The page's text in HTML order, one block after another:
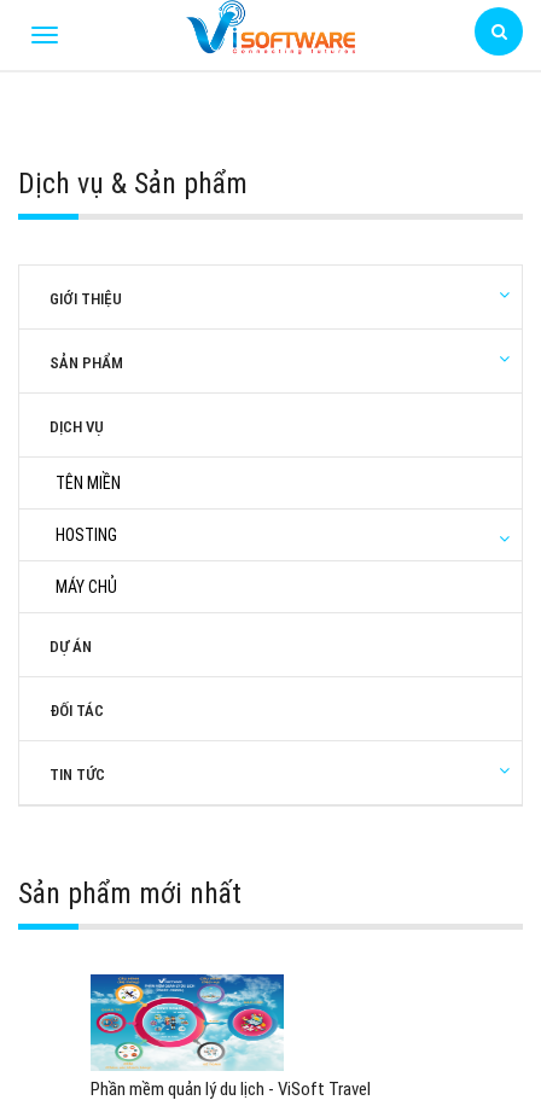
Dịch vụ & Sản phẩm
GIỚI THIỆU
SẢN PHẨM
DỊCH VỤ
TÊN MIỀN
HOSTING
MÁY CHỦ
DỰ ÁN
ĐỐI TÁC
TIN TỨC
Sản phẩm mới nhất
Phần mềm quản lý du lịch - ViSoft Travel